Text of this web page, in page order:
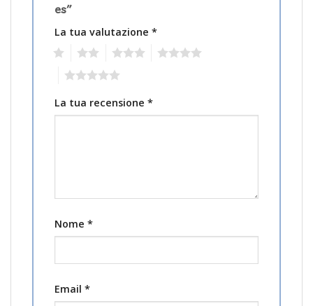
es”
La tua valutazione *
La tua recensione *
Nome *
Email *